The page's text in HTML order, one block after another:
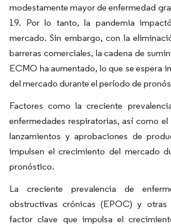
modestamente mayor de enfermedad
19. Por lo tanto, la pandemia
mercado. Sin embargo, con la
barreras comerciales, la cadena de
ECMO ha aumentado, lo que se espera
del mercado durante el período de
Factores como la creciente
enfermedades respiratorias, así como
lanzamientos y aprobaciones de
impulsen el crecimiento del mercado
pronóstico.
La creciente prevalencia de
obstructivas crónicas (EPOC) y otras
factor clave que impulsa el